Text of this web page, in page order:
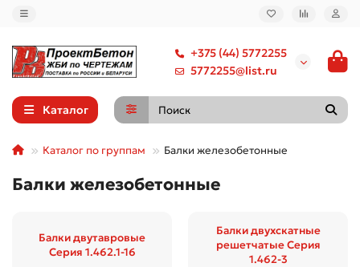
+375 (44) 5772255
5772255@list.ru
Каталог
Каталог по группам Балки железобетонные
Балки железобетонные
Балки двутавровые
Серия 1.462.1-16
Балки двухскатные
решетчатые Серия
1.462-3